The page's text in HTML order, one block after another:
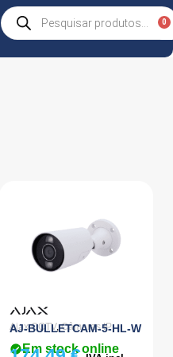
Products
search
0
Ajax CCTV,Câmaras IP
AJ-BULLETCAM-5-HL-W
Em stock online